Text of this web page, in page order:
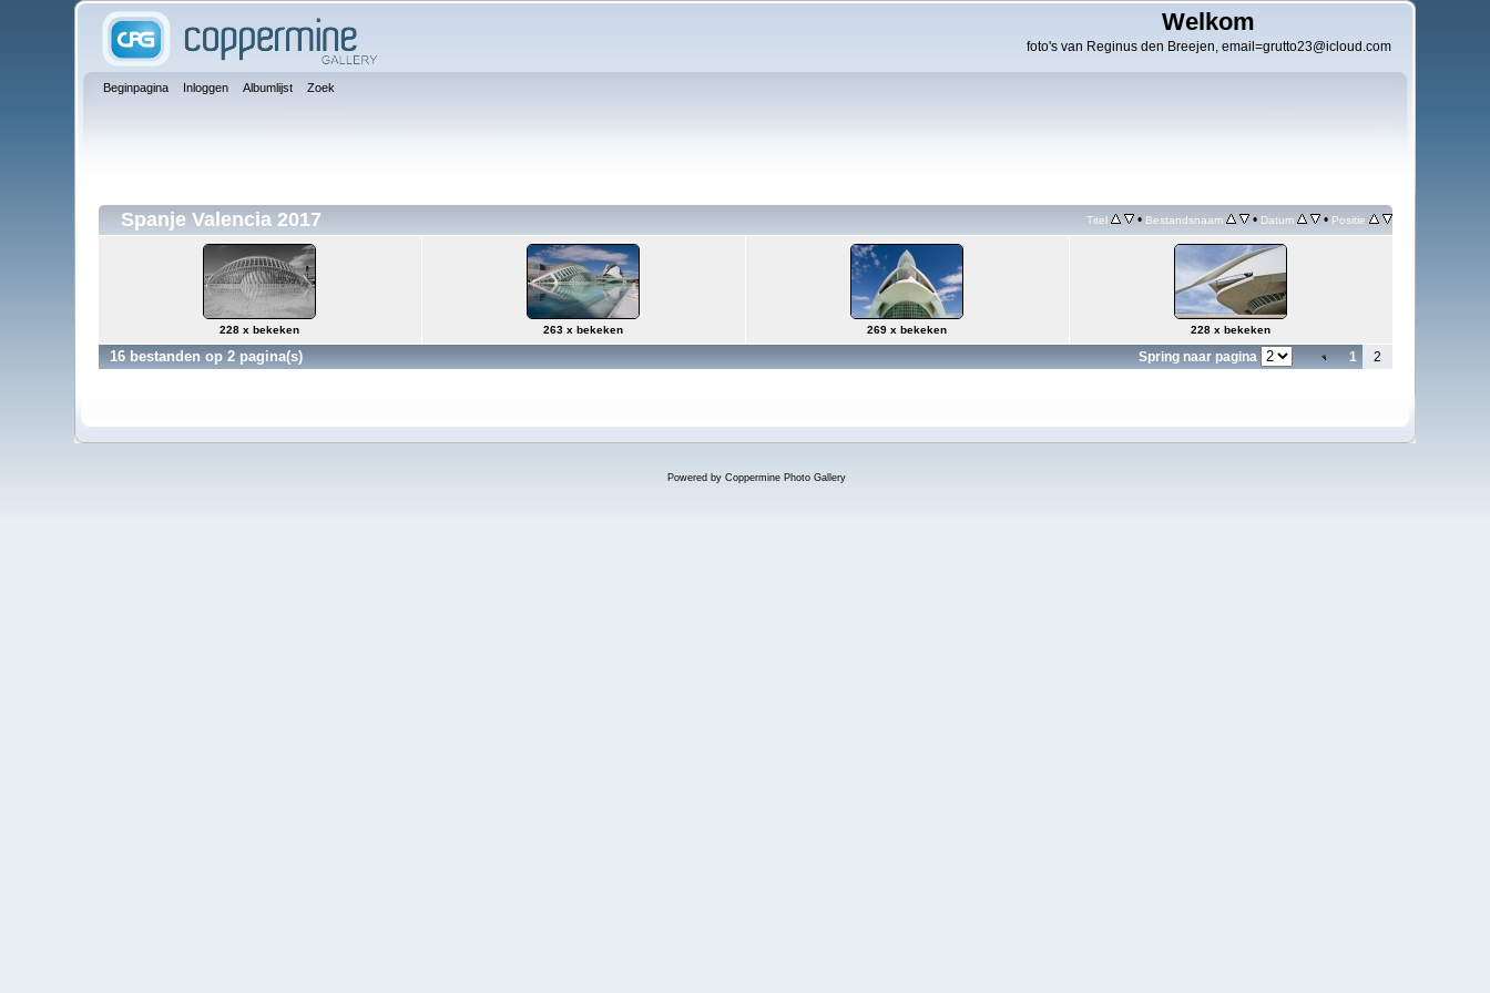
Welkom
foto's van Reginus den Breejen, email=grutto23@icloud.com
Beginpagina Inloggen Albumlijst Zoek
Spanje Valencia 2017 Titel • Bestandsnaam • Datum • Positie
228 x bekeken 263 x bekeken 269 x bekeken 228 x bekeken
16 bestanden op 2 pagina(s) Spring naar pagina 1 2
Powered by Coppermine Photo Gallery